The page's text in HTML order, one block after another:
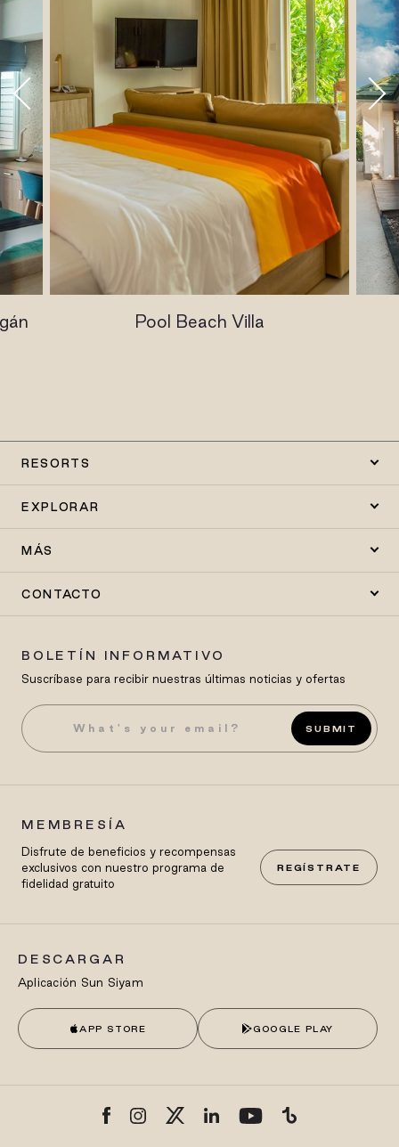
Pool Beach Villa
RESORTS
EXPLORAR
MÁS
CONTACTO
BOLETÍN INFORMATIVO
Suscríbase para recibir nuestras últimas noticias y ofertas
SUBMIT
MEMBRESÍA
Disfrute de beneficios y recompensas
exclusivos con nuestro programa de
fidelidad gratuito
REGÍSTRATE
DESCARGAR
Aplicación Sun Siyam
APP STORE GOOGLE PLAY